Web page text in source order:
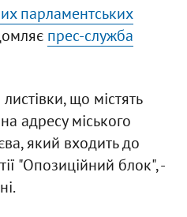
парламентських
прес-служба
що містять
адресу міського
який входить до
"Опозиційний блок", -